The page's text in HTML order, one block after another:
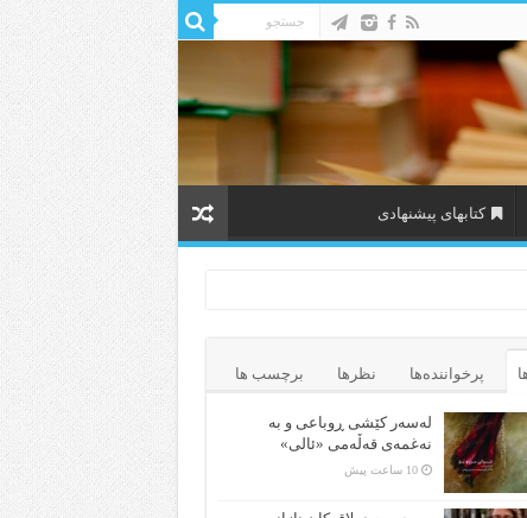
کتابهای پیشنهادی
پرخواننده‌ها نظرها برچسب ها
لەسەر کێشی ڕوباعی و به
نەغمەی قەڵەمی «ئالی»
10 ساعت پیش